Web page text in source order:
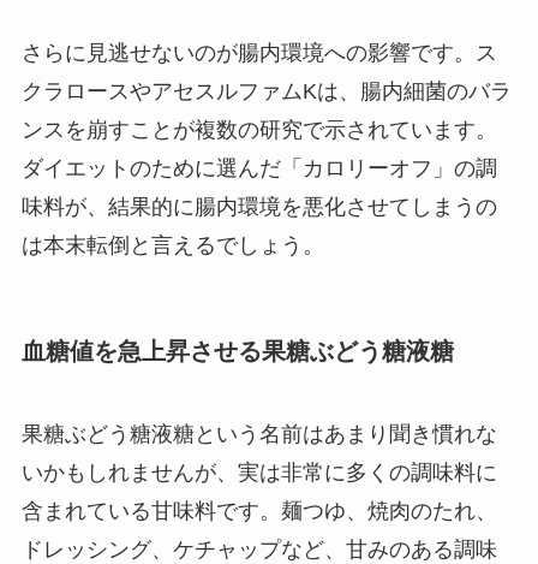
さらに見逃せないのが腸内環境への影響です。ス
クラロースやアセスルファムKは、腸内細菌のバラ
ンスを崩すことが複数の研究で示されています。
ダイエットのために選んだ「カロリーオフ」の調
味料が、結果的に腸内環境を悪化させてしまうの
は本末転倒と言えるでしょう。
血糖値を急上昇させる果糖ぶどう糖液糖
果糖ぶどう糖液糖という名前はあまり聞き慣れな
いかもしれませんが、実は非常に多くの調味料に
含まれている甘味料です。麺つゆ、焼肉のたれ、
ドレッシング、ケチャップなど、甘みのある調味